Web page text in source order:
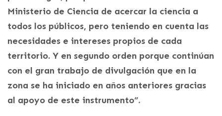
Ministerio de Ciencia de acercar la ciencia a
todos los públicos, pero teniendo en cuenta las
necesidades e intereses propios de cada
territorio. Y en segundo orden porque continúan
con el gran trabajo de divulgación que en la
zona se ha iniciado en años anteriores gracias
al apoyo de este instrumento”.